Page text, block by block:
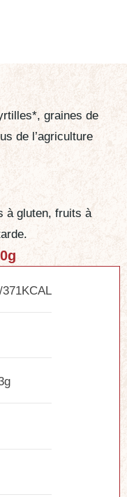
graines de
de l’agriculture
à gluten, fruits à